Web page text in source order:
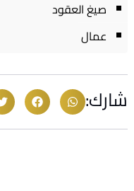
صيغ العقود
عمال
شارك: